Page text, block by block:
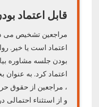
قابل اعتماد
مراجعین تشخیص می
اعتماد است یا خیر.
بودن جلسه مشاوره
اعتماد کرد. به
، مراجعین از حقوق
و از استثناء احتمالی